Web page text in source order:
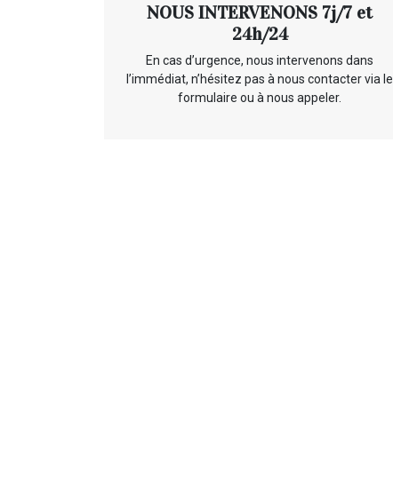
NOUS INTERVENONS 7j/7 et
24h/24
En cas d’urgence, nous intervenons dans
l’immédiat, n’hésitez pas à nous contacter via le
formulaire ou à nous appeler.